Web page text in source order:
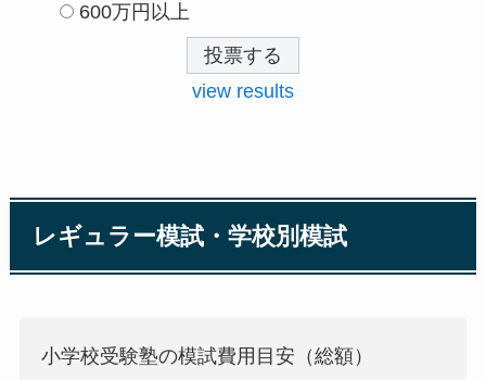
600万円以上
view results
レギュラー模試・学校別模試
小学校受験塾の模試費用目安（総額）